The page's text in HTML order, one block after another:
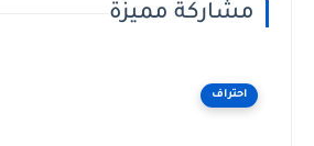
مشاركة مميزة
احتراف